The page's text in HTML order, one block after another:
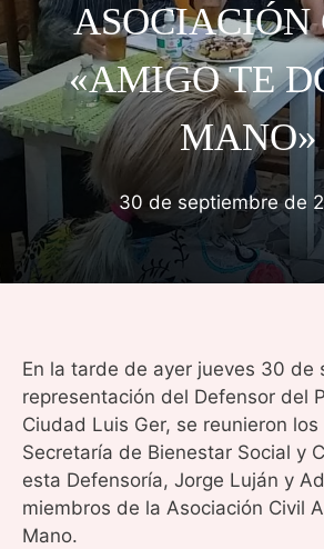
«AMIGO TE
MANO»
30 de septiembre de
En la tarde de ayer jueves 30 de
representación del Defensor del
Ciudad Luis Ger, se reunieron
Secretaría de Bienestar Social y
esta Defensoría, Jorge Luján y
miembros de la Asociación Civil
Mano.